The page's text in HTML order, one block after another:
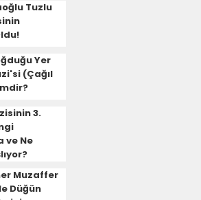
Tuzlu
Yer
(Çağıl
3.
ve Ne
Muzaffer
Düğün